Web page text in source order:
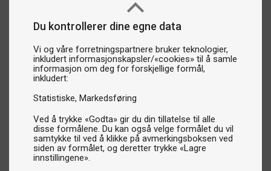
Du kontrollerer dine egne data
Vi og våre forretningspartnere bruker teknologier,
inkludert informasjonskapsler/«cookies» til å samle
informasjon om deg for forskjellige formål,
inkludert:
Statistiske Markedsføring
Ved å trykke «Godta» gir du din tillatelse til alle
disse formålene. Du kan også velge formålet du vil
samtykke til ved å klikke på avmerkingsboksen ved
siden av formålet, og deretter trykke «Lagre
innstillingene».